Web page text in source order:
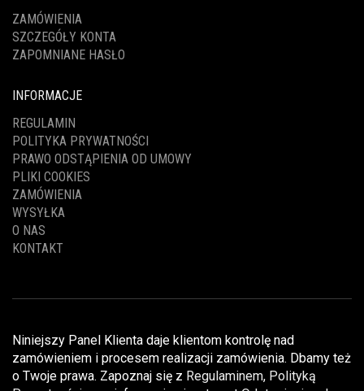
ZAMÓWIENIA
SZCZEGÓŁY KONTA
ZAPOMNIANE HASŁO
INFORMACJE
REGULAMIN
POLITYKA PRYWATNOŚCI
PRAWO ODSTĄPIENIA OD UMOWY
PLIKI COOKIES
ZAMÓWIENIA
WYSYŁKA
O NAS
KONTAKT
Niniejszy Panel Klienta daje klientom kontrolę nad
zamówieniem i procesem realizacji zamówienia. Dbamy też
o Twoje prawa. Zapoznaj się z Regulaminem, Polityką